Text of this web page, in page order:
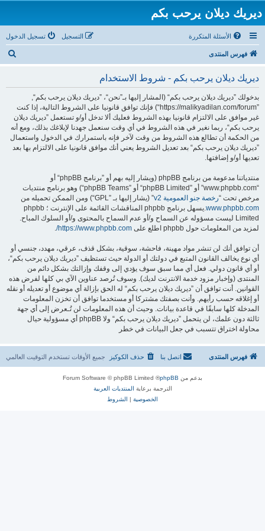
ديريك ديلان يرحب بكم
الأسئلة المتكررة تسجيل الدخول التسجيل
فهرس المنتدى
ديريك ديلان يرحب بكم - شروط الاستخدام
بدخولك ”ديريك ديلان يرحب بكم“ (المشار إليها بـ”نحن“، ”ديريك ديلان يرحب بكم“,
”https://malikyadilan.com/forum“) فإنك توافق قانونيا على الشروط التالية، إذا كنت
غير موافق على الالتزام قانونيا بهذه الشروط فعليك ألا تدخل أو/و تستعمل ”ديريك ديلان
يرحب بكم“، ربما نغير في هذه الشروط في أي وقت سنعمل جهدنا لإبلاغك بذلك، ومع أنه
من الحكمة أن تطالع هذه الشروط من وقت لآخر فإنه باستمرارك في الدخول واستعمال
”ديريك ديلان يرحب بكم“ بعد تعديل الشروط يعني أنك موافق قانونيا على الالتزام بها بعد
تعديها أو/و إضافتها.
منتدياتنا مدعومة من برنامج phpBB (ويشار إليه بهم أو ”برنامج phpBB“ أو
“www.phpbb.com” أو ”phpBB Limited“ أو ”phpBB Teams“) وهو برنامج منتديات
مرخص تحت “رخصة جنو العمومية v2
” (يشار إليها بـ ”GPL“) ومن الممكن تحميله من
www.phpbb.com
.يسهل برنامج phpbb المناقشات القائمة على الإنترنت ؛ phpbb
Limited ليست مسؤوله عن السماح و/أو عدم السماح بالمحتوى و/أو السلوك المباح.
لمزيد من المعلومات حول phpbb اطلع على
https://www.phpbb.com/
.
أن توافق أنك لن تنشر مواد مهينة، فاحشة، سوقية، بشكل قذف، عرقي، مهدد، جنسي أو
أي نوع يخالف القانون المتبع في دولتك أو الدولة حيث تستظيف ”ديريك ديلان يرحب بكم“،
أو أي قانون دولي. فعل أي مما سبق سوف يؤدي إلى وقفك وإزالتك بشكل دائم من
المنتدى (وإخبار مزود خدمة الانترنت لديك). وسوف تُرصد عناوين الآي بي كلها لفرض هذه
القوانين. أنت توافق أن ”ديريك ديلان يرحب بكم“ له الحق بإزالة أي موضوع أو تعديله أو نقله
أو إغلاقه حسب رأيهم. وأنت بصفتك مشتركا أو مستخدما توافق أن تخزن المعلومات
المدخلة كلها سابقًا في قاعدة بيانات. وحيث أن هذه المعلومات لن تُـعرض إلى أي جهة
ثالثة دون علمك، لن يتحمل ”ديريك ديلان يرحب بكم“ ولا phpBB أي مسؤولية حيال
محاولة اختراق تتسبب في جعل البيانات في خطر
فهرس المنتدى جميع الأوقات تستخدم التوقيت العالمي حذف الكوكيز اتصل بنا
بدعم من phpBB
® Forum Software © phpBB Limited
الترجمة برعاية المنتديات العربية
الخصوصية | الشروط